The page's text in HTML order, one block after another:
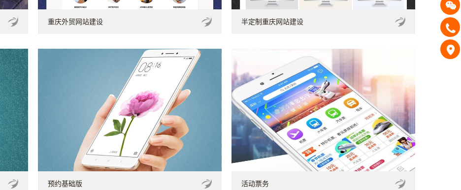
重庆外贸网站建设 半定制重庆网站建设
预约基础版 活动票务